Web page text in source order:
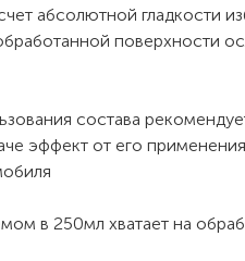
абсолютной гладкости
поверхности
состава
эффект от его
в 250мл хватает на